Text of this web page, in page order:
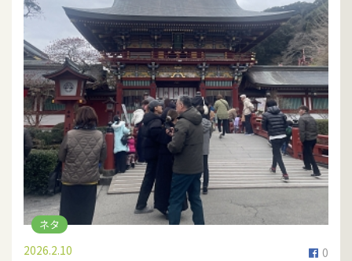
ネタ
0
2026.2.10